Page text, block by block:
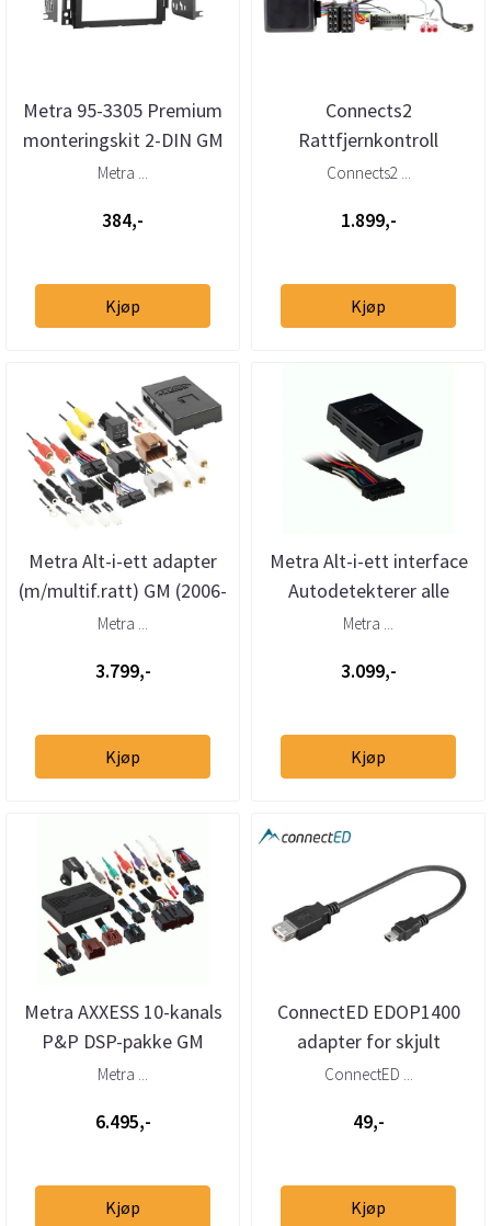
Metra 95-3305 Premium
monteringskit 2-DIN GM
(2006 -->)
Metra ...
384,-
Kjøp
Connects2
Rattfjernkontroll
interface GM (2000 -
Connects2 ...
1.899,-
Kjøp
Metra Alt-i-ett adapter
(m/multif.ratt) GM (2006-
->)(m/u akti
Metra ...
3.799,-
Kjøp
Metra Alt-i-ett interface
Autodetekterer alle
konfigurasjoner
Metra ...
3.099,-
Kjøp
Metra AXXESS 10-kanals
P&P DSP-pakke GM
(2007 - 2017)
Metra ...
6.495,-
Kjøp
ConnectED EDOP1400
adapter for skjult
montering av Dension
ConnectED ...
49,-
Kjøp